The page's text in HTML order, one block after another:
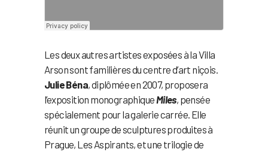
Les deux autres artistes exposées à la Villa
Arson sont familières du centre d’art niçois.
Julie Béna, diplômée en 2007, proposera
l’exposition monographique Miles, pensée
spécialement pour la galerie carrée. Elle
réunit un groupe de sculptures produites à
Prague, Les Aspirants, et une trilogie de